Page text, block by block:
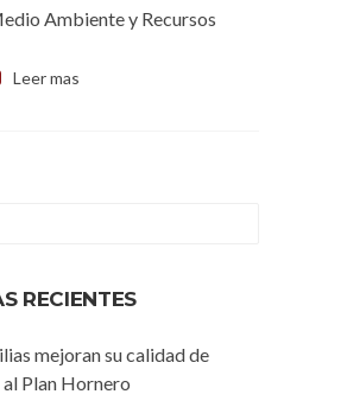
Ambiente y Recursos
Leer mas
RECIENTES
mejoran su calidad de
Plan Hornero